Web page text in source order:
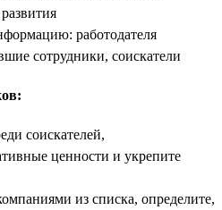
работодателя
сотрудники, соискатели
соискателей,
ценности и укрепите
из списка, определите,